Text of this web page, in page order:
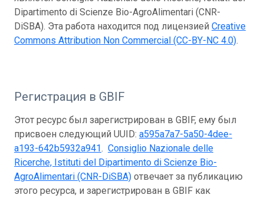
Dipartimento di Scienze Bio-AgroAlimentari (CNR-
DiSBA). Эта работа находится под лицензией Creative
Commons Attribution Non Commercial (CC-BY-NC 4.0).
Регистрация в GBIF
Этот ресурс был зарегистрирован в GBIF, ему был
присвоен следующий UUID: a595a7a7-5a50-4dee-
a193-642b5932a941. Consiglio Nazionale delle
Ricerche, Istituti del Dipartimento di Scienze Bio-
AgroAlimentari (CNR-DiSBA) отвечает за публикацию
этого ресурса, и зарегистрирован в GBIF как